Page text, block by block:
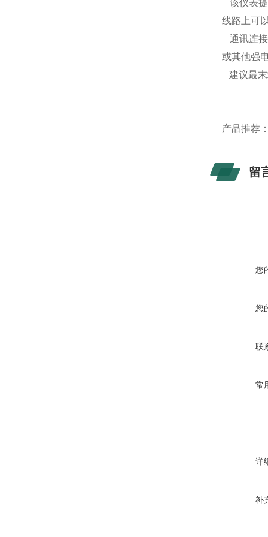
该仪表
线路上可
通讯连
或其他强
建议最
产品推荐
留
您
您
联
常
详
补